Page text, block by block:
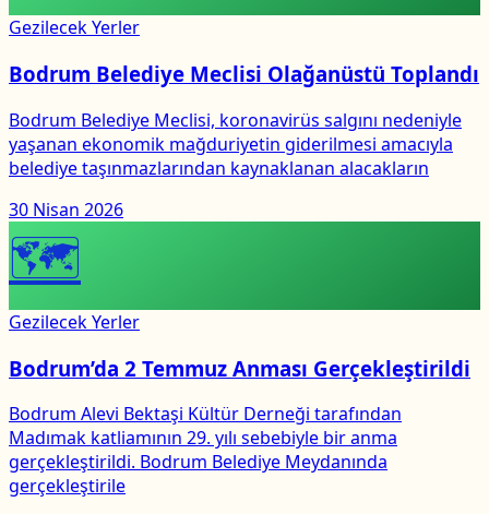
Gezilecek Yerler
Bodrum Belediye Meclisi Olağanüstü Toplandı
Bodrum Belediye Meclisi, koronavirüs salgını nedeniyle
yaşanan ekonomik mağduriyetin giderilmesi amacıyla
belediye taşınmazlarından kaynaklanan alacakların
30 Nisan 2026
🗺
Gezilecek Yerler
Bodrum’da 2 Temmuz Anması Gerçekleştirildi
Bodrum Alevi Bektaşi Kültür Derneği tarafından
Madımak katliamının 29. yılı sebebiyle bir anma
gerçekleştirildi. Bodrum Belediye Meydanında
gerçekleştirile